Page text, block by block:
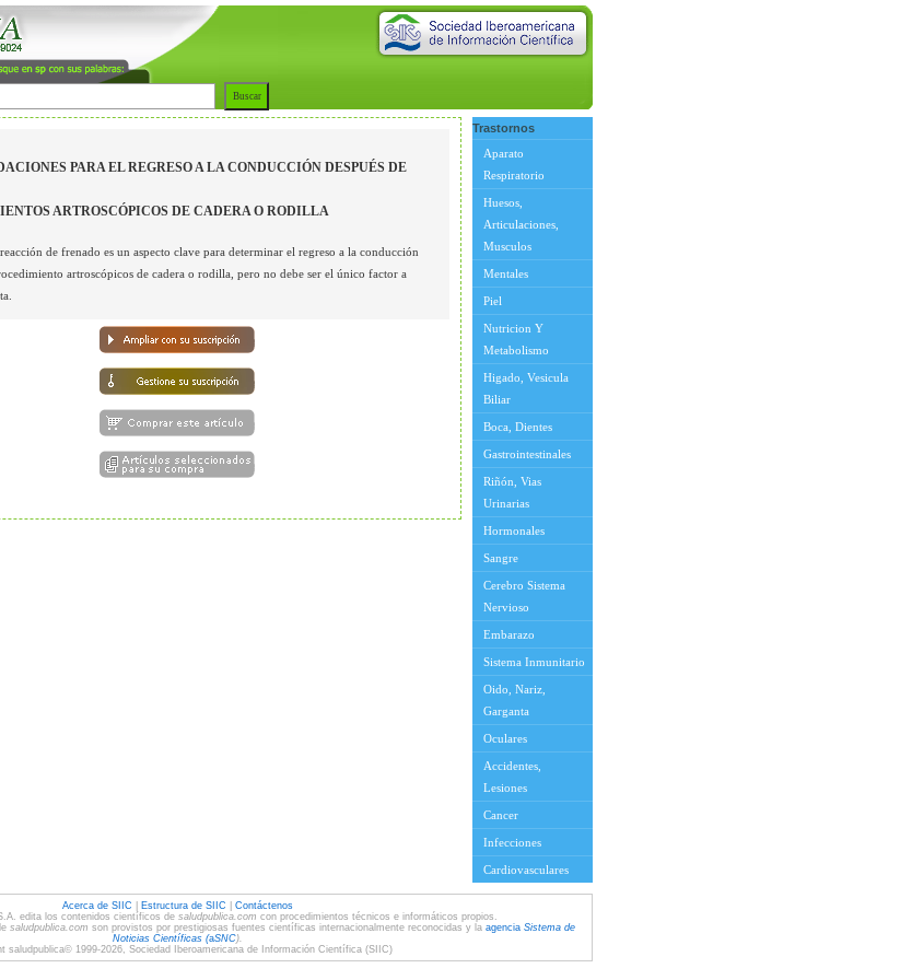
Trastornos
Aparato
Respiratorio
Huesos,
Articulaciones,
Musculos
Mentales
Piel
Nutricion Y
Metabolismo
Higado, Vesicula
Biliar
Boca, Dientes
Gastrointestinales
Riñón, Vias
Urinarias
Hormonales
Sangre
Cerebro Sistema
Nervioso
Embarazo
Sistema Inmunitario
Oido, Nariz,
Garganta
Oculares
Accidentes,
Lesiones
Cancer
Infecciones
Cardiovasculares
PARA EL REGRESO A LA CONDUCCIÓN DESPUÉS DE
ARTROSCÓPICOS DE CADERA O RODILLA
de frenado es un aspecto clave para determinar el regreso a la conducción
artroscópicos de cadera o rodilla, pero no debe ser el único factor a
Acerca de SIIC Estructura de SIIC
Contáctenos
edita los contenidos científicos de saludpublica.com con procedimientos técnicos e informáticos propios.
saludpublica.com son provistos por prestigiosas fuentes científicas internacionalmente reconocidas y la agencia Sistema de
Noticias Científicas (aSNC).
saludpublica© 1999-2026, Sociedad Iberoamericana de Información Científica (SIIC)